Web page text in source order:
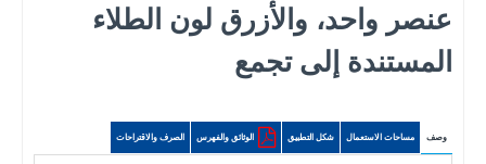
وصف مساحات الاستعمال شكل التطبيق الوثائق والفهرس الصرف والاقتراحات
عنصر واحد، والأزرق لون الطلاء
المستندة إلى تجمع